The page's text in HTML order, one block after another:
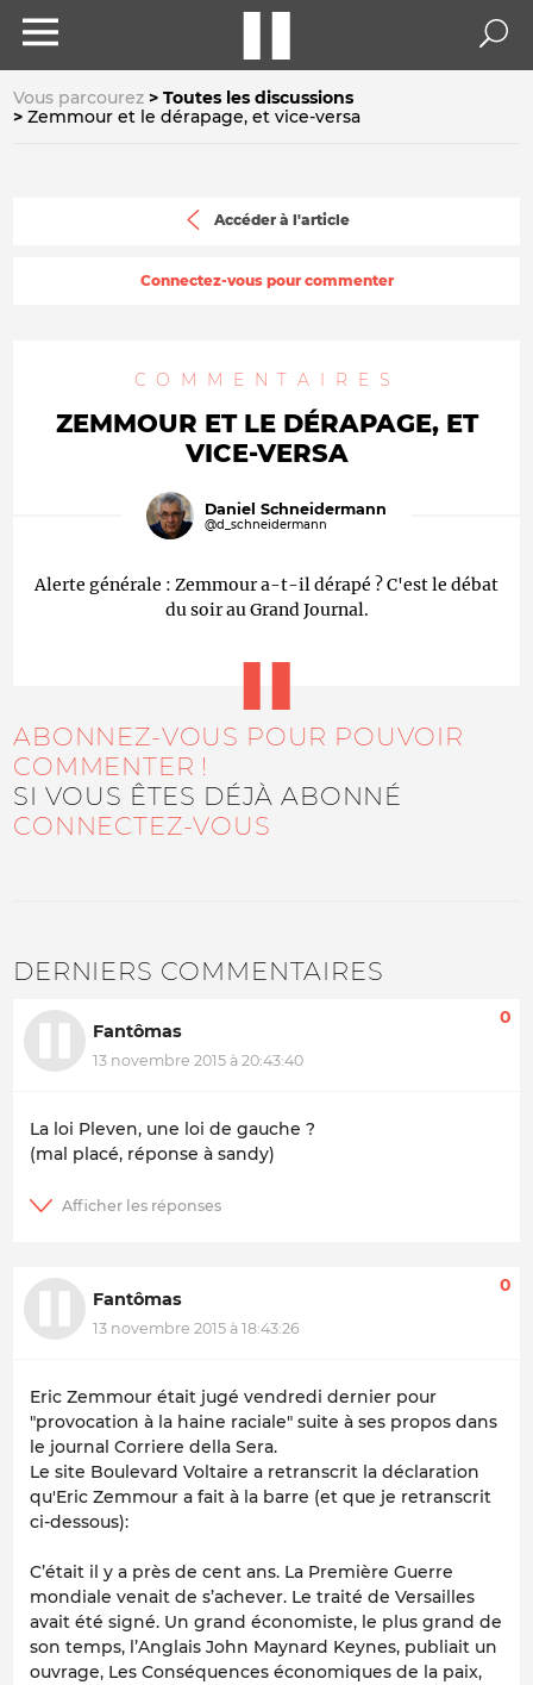
Vous parcourez
Toutes les discussions
Zemmour et le dérapage, et vice-versa
Accéder à l'article
Connectez-vous pour commenter
COMMENTAIRES
ZEMMOUR ET LE DÉRAPAGE, ET
VICE-VERSA
Daniel Schneidermann
@d_schneidermann
Alerte générale : Zemmour a-t-il dérapé ? C'est le débat
du soir au Grand Journal.
ABONNEZ-VOUS POUR POUVOIR
COMMENTER !
SI VOUS ÊTES DÉJÀ ABONNÉ
CONNECTEZ-VOUS
DERNIERS COMMENTAIRES
Fantômas
13 novembre 2015 à 20:43:40
0
La loi Pleven, une loi de gauche ?
(mal placé, réponse à sandy)
Fantômas
13 novembre 2015 à 18:43:26
0
Eric Zemmour était jugé vendredi dernier pour
"provocation à la haine raciale" suite à ses propos dans
le journal Corriere della Sera.
Le site Boulevard Voltaire a retranscrit la déclaration
qu'Eric Zemmour a fait à la barre (et que je retranscrit
ci-dessous):
C’était il y a près de cent ans. La Première Guerre
mondiale venait de s’achever. Le traité de Versailles
avait été signé. Un grand économiste, le plus grand de
son temps, l’Anglais John Maynard Keynes, publiait un
ouvrage, Les Conséquences économiques de la paix,